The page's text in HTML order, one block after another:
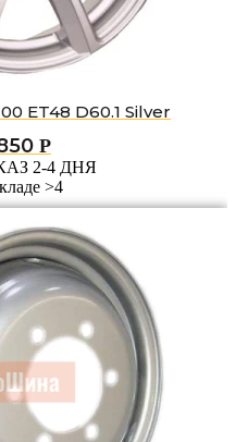
ET48 D60.1 Silver
Р
2-4 ДНЯ
>4